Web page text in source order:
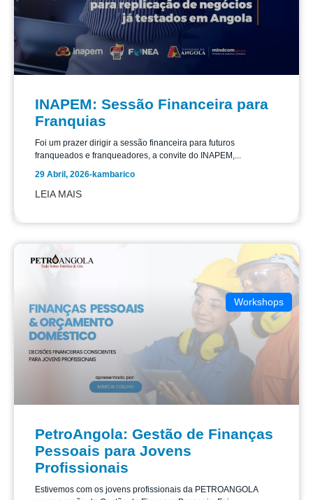
INAPEM: Sessão Financeira para
Franquias
Foi um prazer dirigir a sessão financeira para futuros
franqueados e franqueadores, a convite do INAPEM,...
29 Abril, 2026-kambarico
LEIA MAIS
Workshops
PetroAngola: Gestão de Finanças
Pessoais para Jovens
Profissionais
Estivemos com os jovens profissionais da PETROANGOLA